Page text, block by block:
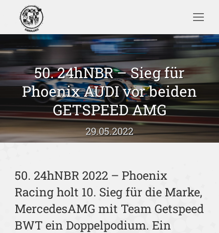
Search:
50. 24hNBR – Sieg für
Phoenix AUDI vor beiden
GETSPEED AMG
29.05.2022
Sie befinden sich hier:
50. 24hNBR 2022 – Phoenix
Racing holt 10. Sieg für die Marke,
MercedesAMG mit Team Getspeed
BWT ein Doppelpodium. Ein